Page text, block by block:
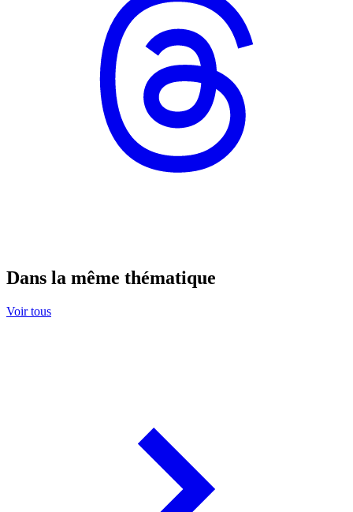
Dans la même thématique
Voir tous